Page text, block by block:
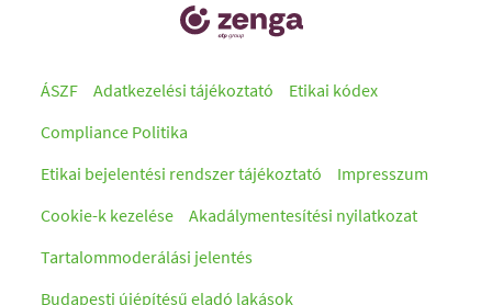
ÁSZF Adatkezelési tájékoztató
Etikai kódex
Compliance Politika
Etikai bejelentési rendszer tájékoztató
Impresszum
Cookie-k kezelése
Akadálymentesítési nyilatkozat
Tartalommoderálási jelentés
Budapesti újépítésű eladó lakások